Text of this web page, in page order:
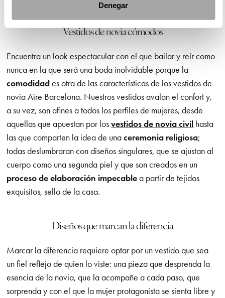
Denegar
Vestidos de novia cómodos
Encuentra un look espectacular con el que bailar y reír como
nunca en la que será una boda inolvidable porque la
comodidades otra de las características de los vestidos de
novia Aire Barcelona. Nuestros vestidos avalan el confort y,
a su vez, son afines a todos los perfiles de mujeres, desde
aquellas que apuestan por losvestidos de novia civil hasta
las que comparten la idea de unaceremonia religiosa;
todas deslumbraran con diseños singulares, que se ajustan al
cuerpo como una segunda piel y que son creados en un
proceso de elaboración impecablea partir de tejidos
exquisitos, sello de la casa.
Diseños que marcan la diferencia
Marcar la diferencia requiere optar por un vestido que sea
un fiel reflejo de quien lo viste: una pieza que desprenda la
esencia de la novia, que la acompañe a cada paso, que
sorprenda y con el que la mujer protagonista se sienta libre y